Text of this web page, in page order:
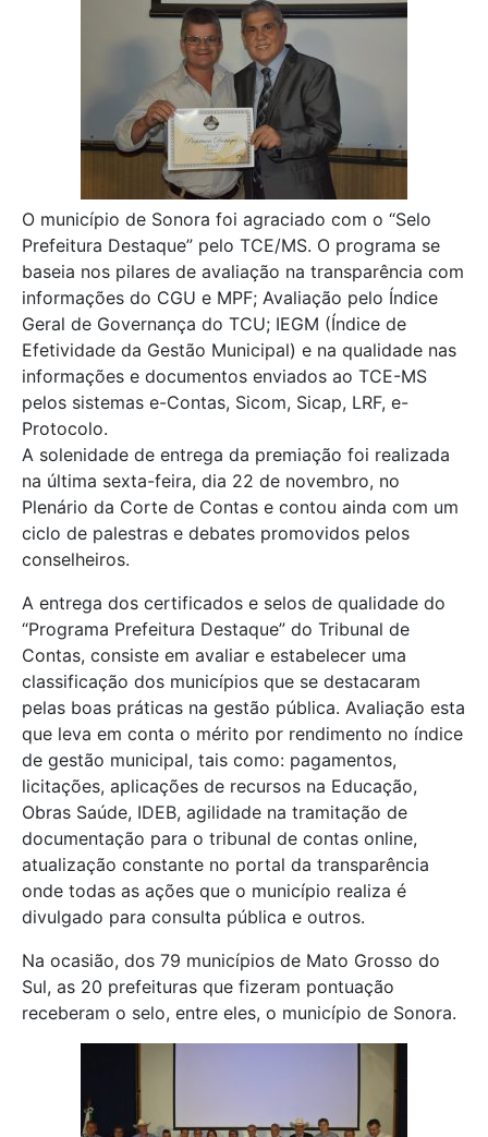
O município de Sonora foi agraciado com o “Selo
Prefeitura Destaque” pelo TCE/MS. O programa se
baseia nos pilares de avaliação na transparência com
informações do CGU e MPF; Avaliação pelo Índice
Geral de Governança do TCU; IEGM (Índice de
Efetividade da Gestão Municipal) e na qualidade nas
informações e documentos enviados ao TCE-MS
pelos sistemas e-Contas, Sicom, Sicap, LRF, e-
Protocolo.
A solenidade de entrega da premiação foi realizada
na última sexta-feira, dia 22 de novembro, no
Plenário da Corte de Contas e contou ainda com um
ciclo de palestras e debates promovidos pelos
conselheiros.
A entrega dos certificados e selos de qualidade do
“Programa Prefeitura Destaque” do Tribunal de
Contas, consiste em avaliar e estabelecer uma
classificação dos municípios que se destacaram
pelas boas práticas na gestão pública. Avaliação esta
que leva em conta o mérito por rendimento no índice
de gestão municipal, tais como: pagamentos,
licitações, aplicações de recursos na Educação,
Obras Saúde, IDEB, agilidade na tramitação de
documentação para o tribunal de contas online,
atualização constante no portal da transparência
onde todas as ações que o município realiza é
divulgado para consulta pública e outros.
Na ocasião, dos 79 municípios de Mato Grosso do
Sul, as 20 prefeituras que fizeram pontuação
receberam o selo, entre eles, o município de Sonora.